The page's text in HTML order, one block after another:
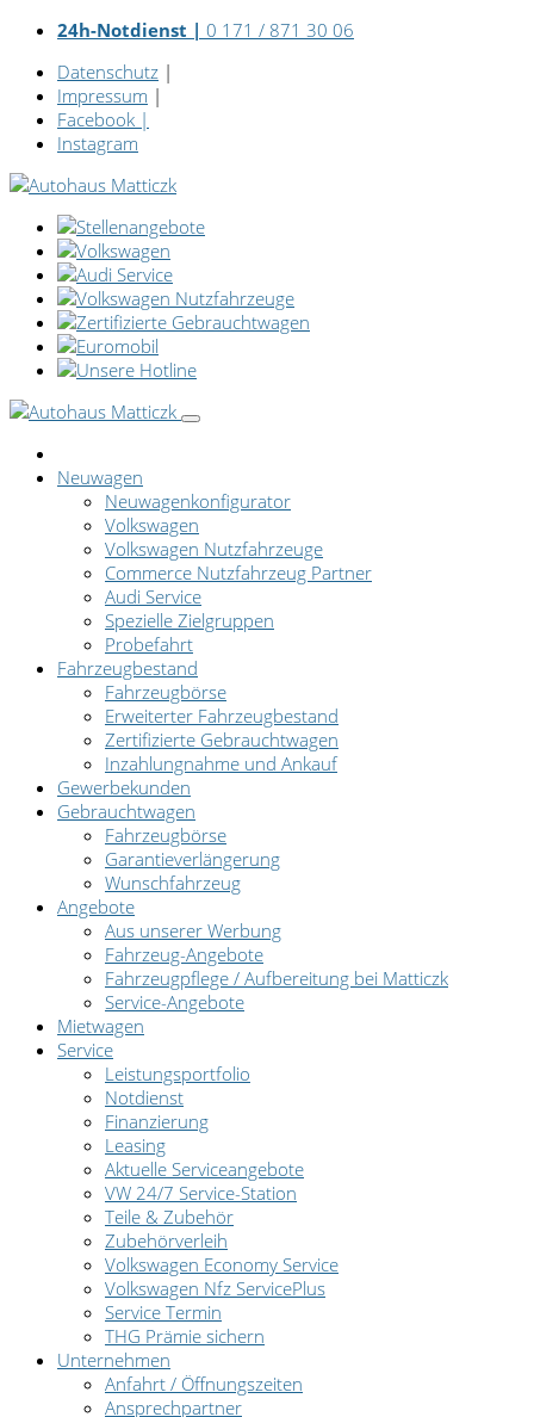
24h-Notdienst | 0 171 / 871 30 06
Datenschutz |
Impressum |
Facebook |
Instagram
Neuwagen
Neuwagenkonfigurator
Volkswagen
Volkswagen Nutzfahrzeuge
Commerce Nutzfahrzeug Partner
Audi Service
Spezielle Zielgruppen
Probefahrt
Fahrzeugbestand
Fahrzeugbörse
Erweiterter Fahrzeugbestand
Zertifizierte Gebrauchtwagen
Inzahlungnahme und Ankauf
Gewerbekunden
Gebrauchtwagen
Fahrzeugbörse
Garantieverlängerung
Wunschfahrzeug
Angebote
Aus unserer Werbung
Fahrzeug-Angebote
Fahrzeugpflege / Aufbereitung bei Matticzk
Service-Angebote
Mietwagen
Service
Leistungsportfolio
Notdienst
Finanzierung
Leasing
Aktuelle Serviceangebote
VW 24/7 Service-Station
Teile & Zubehör
Zubehörverleih
Volkswagen Economy Service
Volkswagen Nfz ServicePlus
Service Termin
THG Prämie sichern
Unternehmen
Anfahrt / Öffnungszeiten
Ansprechpartner